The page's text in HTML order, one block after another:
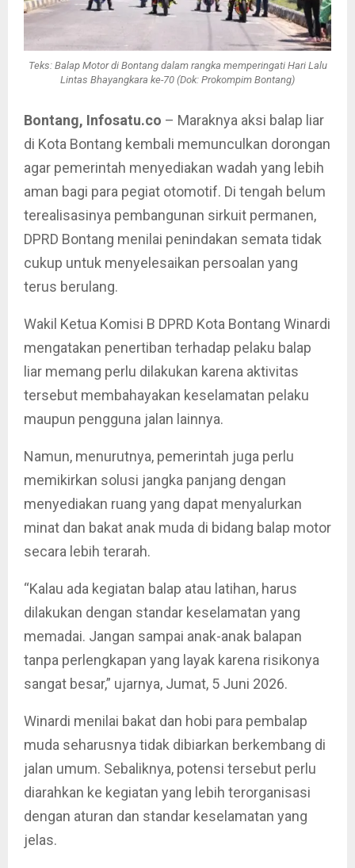
Teks: Balap Motor di Bontang dalam rangka memperingati Hari Lalu
Lintas Bhayangkara ke-70 (Dok: Prokompim Bontang)
Bontang, Infosatu.co – Maraknya aksi balap liar
di Kota Bontang kembali memunculkan dorongan
agar pemerintah menyediakan wadah yang lebih
aman bagi para pegiat otomotif. Di tengah belum
terealisasinya pembangunan sirkuit permanen,
DPRD Bontang menilai penindakan semata tidak
cukup untuk menyelesaikan persoalan yang
terus berulang.
Wakil Ketua Komisi B DPRD Kota Bontang Winardi
mengatakan penertiban terhadap pelaku balap
liar memang perlu dilakukan karena aktivitas
tersebut membahayakan keselamatan pelaku
maupun pengguna jalan lainnya.
Namun, menurutnya, pemerintah juga perlu
memikirkan solusi jangka panjang dengan
menyediakan ruang yang dapat menyalurkan
minat dan bakat anak muda di bidang balap motor
secara lebih terarah.
“Kalau ada kegiatan balap atau latihan, harus
dilakukan dengan standar keselamatan yang
memadai. Jangan sampai anak-anak balapan
tanpa perlengkapan yang layak karena risikonya
sangat besar,” ujarnya, Jumat, 5 Juni 2026.
Winardi menilai bakat dan hobi para pembalap
muda seharusnya tidak dibiarkan berkembang di
jalan umum. Sebaliknya, potensi tersebut perlu
diarahkan ke kegiatan yang lebih terorganisasi
dengan aturan dan standar keselamatan yang
jelas.